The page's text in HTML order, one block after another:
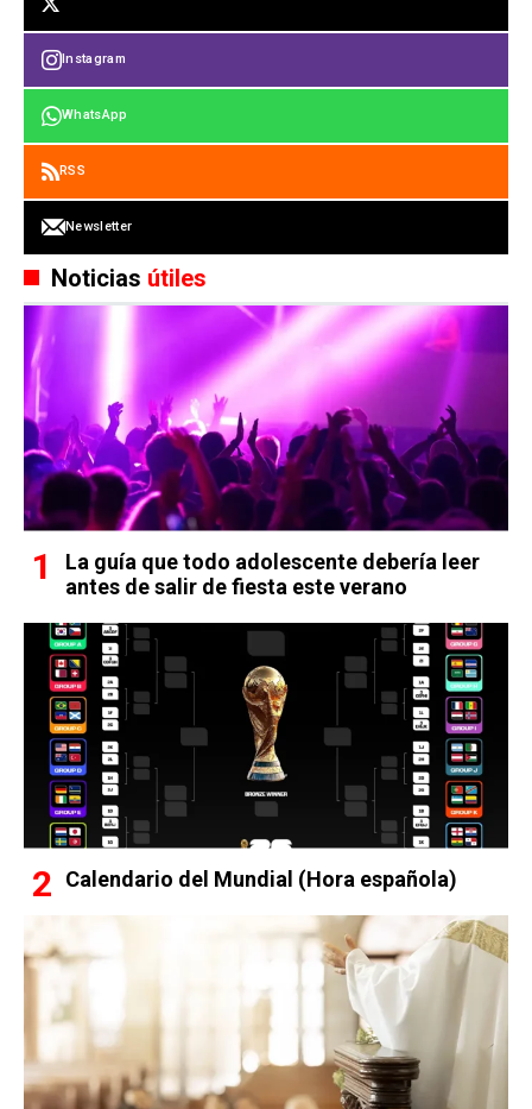
Instagram
WhatsApp
RSS
Newsletter
Noticias útiles
La guía que todo adolescente debería leer
antes de salir de fiesta este verano
Calendario del Mundial (Hora española)